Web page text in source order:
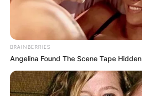
BRAINBERRIES
Angelina Found The Scene Tape